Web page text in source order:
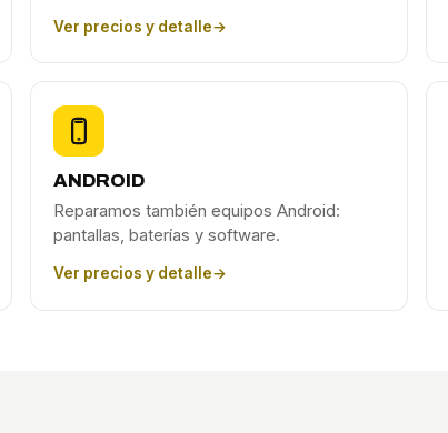
Ver precios y detalle→
ANDROID
Reparamos también equipos Android:
pantallas, baterías y software.
Ver precios y detalle→